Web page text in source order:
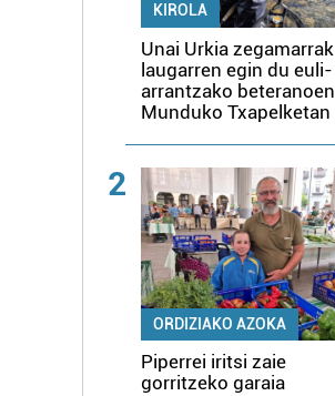
KIROLA
Unai Urkia zegamarrak
laugarren egin du euli-
arrantzako beteranoen
Munduko Txapelketan
2
ORDIZIAKO AZOKA
Piperrei iritsi zaie
gorritzeko garaia